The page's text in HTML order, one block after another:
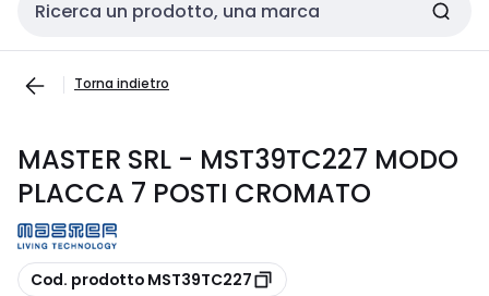
Cerca input
Torna indietro
MASTER SRL - MST39TC227 MODO
PLACCA 7 POSTI CROMATO
copia
Cod. prodotto MST39TC227